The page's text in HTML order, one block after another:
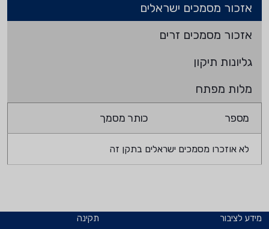
אזכור מסמכים ישראלים
אזכור מסמכים זרים
גליונות תיקון
מלות מפתח
מספר כותר מסמך
לא אוזכרו מסמכים ישראלים בתקן זה
מידע לציבור תקינה